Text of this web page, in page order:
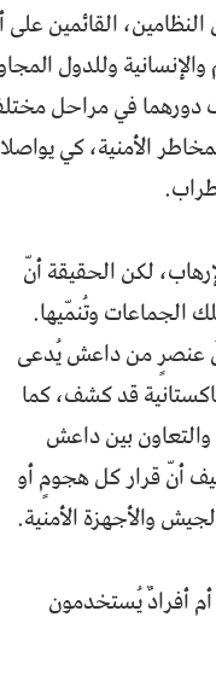
القائمين
وللدول
في مراحل
الأمنية، كي
لكن الحقيقة أنّ
الجماعات وتُنمّيها.
عنصرٍ من داعش يُدعى
قد كشف، كما
بين داعش
أنّ قرار كل هجومٍ أو
والأجهزة الأمنية.
أفرادٌ يُستخدمون